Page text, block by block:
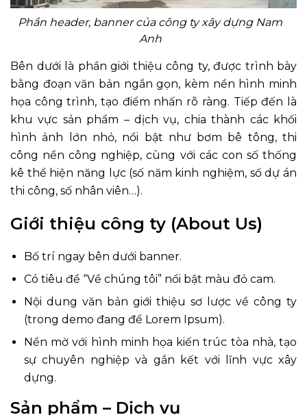
Phần header, banner của công ty xây dựng Nam
Anh
Bên dưới là phần giới thiệu công ty, được trình bày
bằng đoạn văn bản ngắn gọn, kèm nền hình minh
họa công trình, tạo điểm nhấn rõ ràng. Tiếp đến là
khu vực sản phẩm – dịch vụ, chia thành các khối
hình ảnh lớn nhỏ, nổi bật như bơm bê tông, thi
công nền công nghiệp, cùng với các con số thống
kê thể hiện năng lực (số năm kinh nghiệm, số dự án
thi công, số nhân viên…).
Giới thiệu công ty (About Us)
Bố trí ngay bên dưới banner.
Có tiêu đề “Về chúng tôi” nổi bật màu đỏ cam.
Nội dung văn bản giới thiệu sơ lược về công ty
(trong demo đang để Lorem Ipsum).
Nền mờ với hình minh họa kiến trúc tòa nhà, tạo
sự chuyên nghiệp và gắn kết với lĩnh vực xây
dựng.
Sản phẩm – Dịch vụ